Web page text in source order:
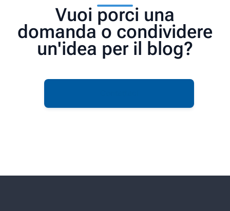
Vuoi porci una
domanda o condividere
un'idea per il blog?